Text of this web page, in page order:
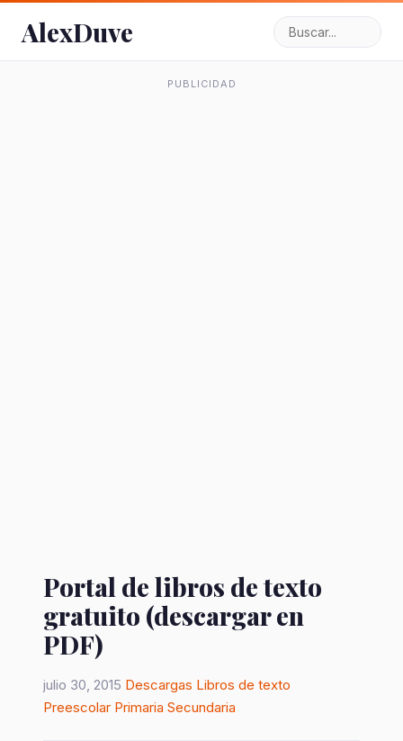
AlexDuve
PUBLICIDAD
Portal de libros de texto
gratuito (descargar en
PDF)
julio 30, 2015 Descargas Libros de texto
Preescolar Primaria Secundaria